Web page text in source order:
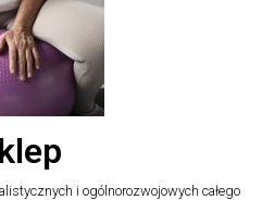
i ogólnorozwojowych całego